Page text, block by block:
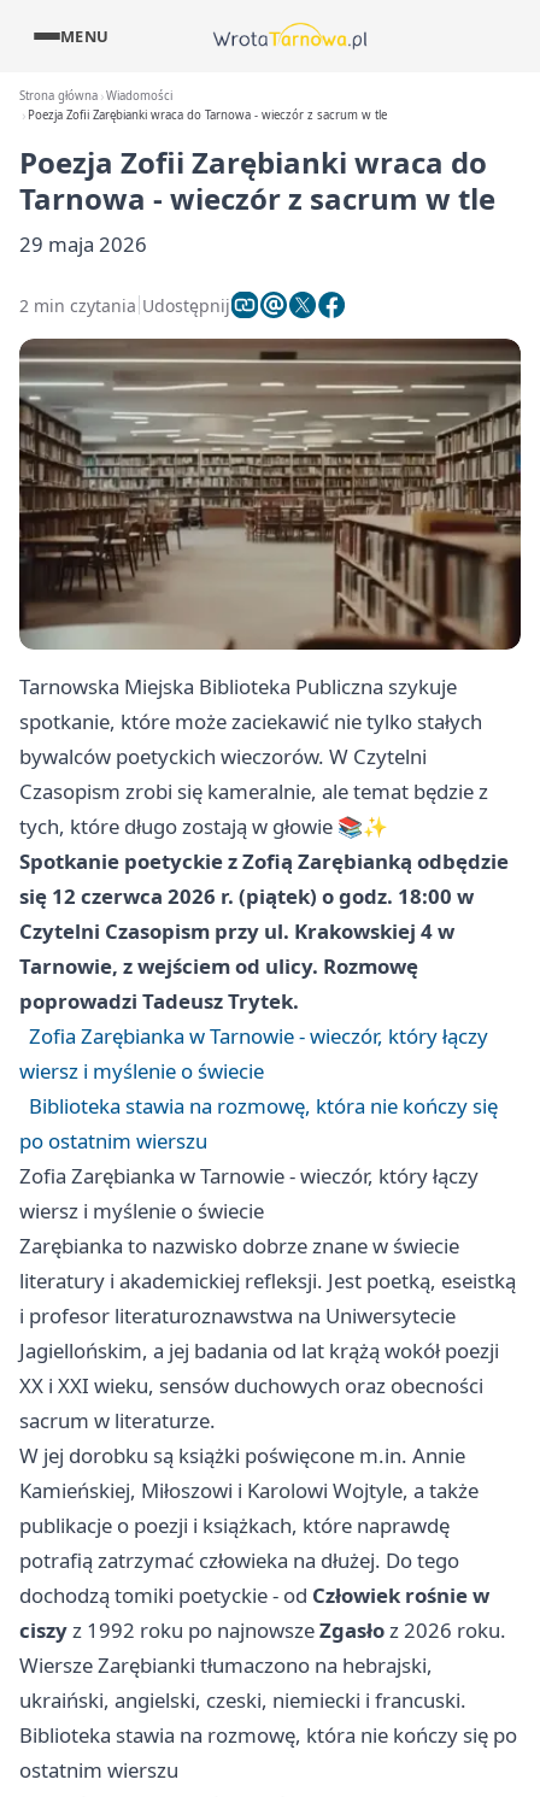
MENU
Strona główna Wiadomości
Poezja Zofii Zarębianki wraca do Tarnowa - wieczór z sacrum w tle
Poezja Zofii Zarębianki wraca do
Tarnowa - wieczór z sacrum w tle
29 maja 2026
2 min czytania Udostępnij
Tarnowska Miejska Biblioteka Publiczna szykuje
spotkanie, które może zaciekawić nie tylko stałych
bywalców poetyckich wieczorów. W Czytelni
Czasopism zrobi się kameralnie, ale temat będzie z
tych, które długo zostają w głowie 📚✨
Spotkanie poetyckie z Zofią Zarębianką odbędzie
się 12 czerwca 2026 r. (piątek) o godz. 18:00 w
Czytelni Czasopism przy ul. Krakowskiej 4 w
Tarnowie, z wejściem od ulicy. Rozmowę
poprowadzi Tadeusz Trytek.
Zofia Zarębianka w Tarnowie - wieczór, który łączy
wiersz i myślenie o świecie
Biblioteka stawia na rozmowę, która nie kończy się
po ostatnim wierszu
Zofia Zarębianka w Tarnowie - wieczór, który łączy
wiersz i myślenie o świecie
Zarębianka to nazwisko dobrze znane w świecie
literatury i akademickiej refleksji. Jest poetką, eseistką
i profesor literaturoznawstwa na Uniwersytecie
Jagiellońskim, a jej badania od lat krążą wokół poezji
XX i XXI wieku, sensów duchowych oraz obecności
sacrum w literaturze.
W jej dorobku są książki poświęcone m.in. Annie
Kamieńskiej, Miłoszowi i Karolowi Wojtyle, a także
publikacje o poezji i książkach, które naprawdę
potrafią zatrzymać człowieka na dłużej. Do tego
dochodzą tomiki poetyckie - od Człowiek rośnie w
ciszyz 1992 roku po najnowszeZgasłoz 2026 roku.
Wiersze Zarębianki tłumaczono na hebrajski,
ukraiński, angielski, czeski, niemiecki i francuski.
Biblioteka stawia na rozmowę, która nie kończy się po
ostatnim wierszu